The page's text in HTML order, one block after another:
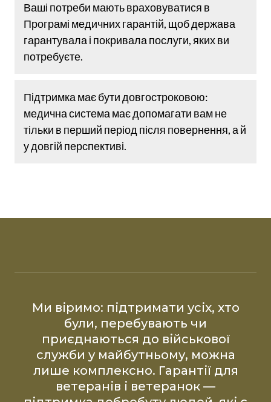
Ваші потреби мають враховуватися в
Програмі медичних гарантій, щоб держава
гарантувала і покривала послуги, яких ви
потребуєте.
Підтримка має бути довгостроковою:
медична система має допомагати вам не
тільки в перший період після повернення, а й
у довгій перспективі.
Ми віримо: підтримати усіх, хто
були, перебувають чи
приєднаються до військової
служби у майбутньому, можна
лише комплексно. Гарантії для
ветеранів і ветеранок —